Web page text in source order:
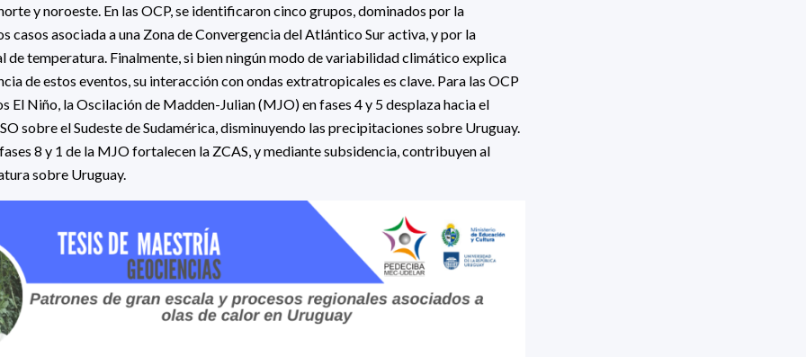
y noroeste. En las OCP, se identificaron cinco grupos, dominados por la
casos asociada a una Zona de Convergencia del Atlántico Sur activa, y por la
de temperatura. Finalmente, si bien ningún modo de variabilidad climático explica
de estos eventos, su interacción con ondas extratropicales es clave. Para las OCP
El Niño, la Oscilación de Madden-Julian (MJO) en fases 4 y 5 desplaza hacia el
sobre el Sudeste de Sudamérica, disminuyendo las precipitaciones sobre Uruguay.
8 y 1 de la MJO fortalecen la ZCAS, y mediante subsidencia, contribuyen al
sobre Uruguay.